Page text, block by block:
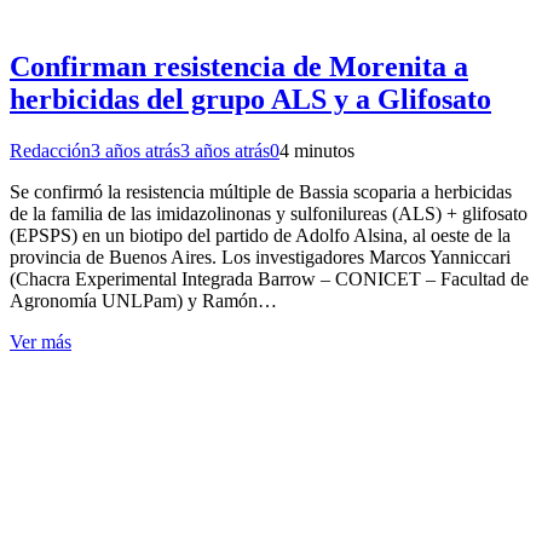
Confirman resistencia de Morenita a
herbicidas del grupo ALS y a Glifosato
Redacción3 años atrás3 años atrás04 minutos
Se confirmó la resistencia múltiple de Bassia scoparia a herbicidas
de la familia de las imidazolinonas y sulfonilureas (ALS) + glifosato
(EPSPS) en un biotipo del partido de Adolfo Alsina, al oeste de la
provincia de Buenos Aires. Los investigadores Marcos Yanniccari
(Chacra Experimental Integrada Barrow – CONICET – Facultad de
Agronomía UNLPam) y Ramón…
Ver más